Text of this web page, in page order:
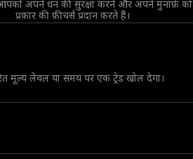
अपने धन की सुरक्षा करने और अपने मुनाफ़े
प्रकार की फ़ीचर्स प्रदान करते हैं।
मूल्य लेवल या समय पर एक ट्रेड खोल देगा।